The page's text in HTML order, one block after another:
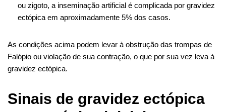
ou zigoto, a inseminação artificial é complicada por gravidez
ectópica em aproximadamente 5% dos casos.
As condições acima podem levar à obstrução das trompas de
Falópio ou violação de sua contração, o que por sua vez leva à
gravidez ectópica.
Sinais de gravidez ectópica